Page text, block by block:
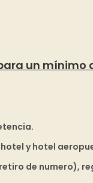
un mínimo
y hotel
de numero),